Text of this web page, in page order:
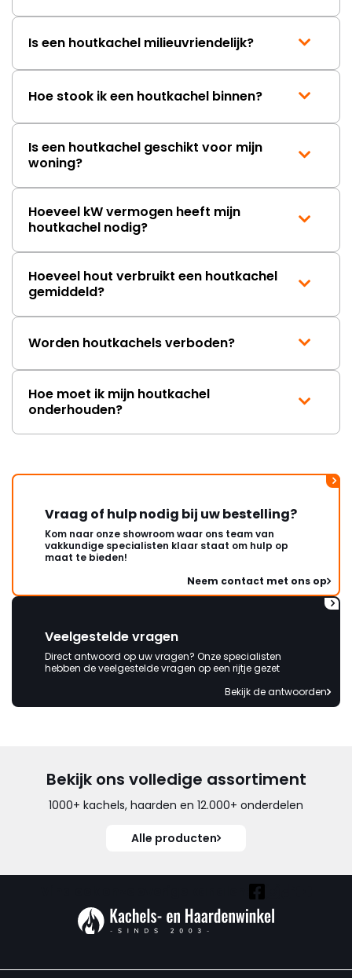
Is een houtkachel milieuvriendelijk?
Hoe stook ik een houtkachel binnen?
Is een houtkachel geschikt voor mijn
woning?
Hoeveel kW vermogen heeft mijn
houtkachel nodig?
Hoeveel hout verbruikt een houtkachel
gemiddeld?
Worden houtkachels verboden?
Hoe moet ik mijn houtkachel
onderhouden?
Vraag of hulp nodig bij uw bestelling?
Kom naar onze showroom waar ons team van
vakkundige specialisten klaar staat om hulp op
maat te bieden!
Neem contact met ons op
Veelgestelde vragen
Direct antwoord op uw vragen? Onze specialisten
hebben de veelgestelde vragen op een rijtje gezet
Bekijk de antwoorden
Bekijk ons volledige assortiment
1000+ kachels, haarden en 12.000+ onderdelen
Alle producten